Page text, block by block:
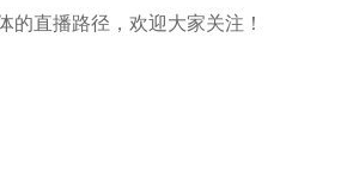
的直播路径，欢迎大家关注！